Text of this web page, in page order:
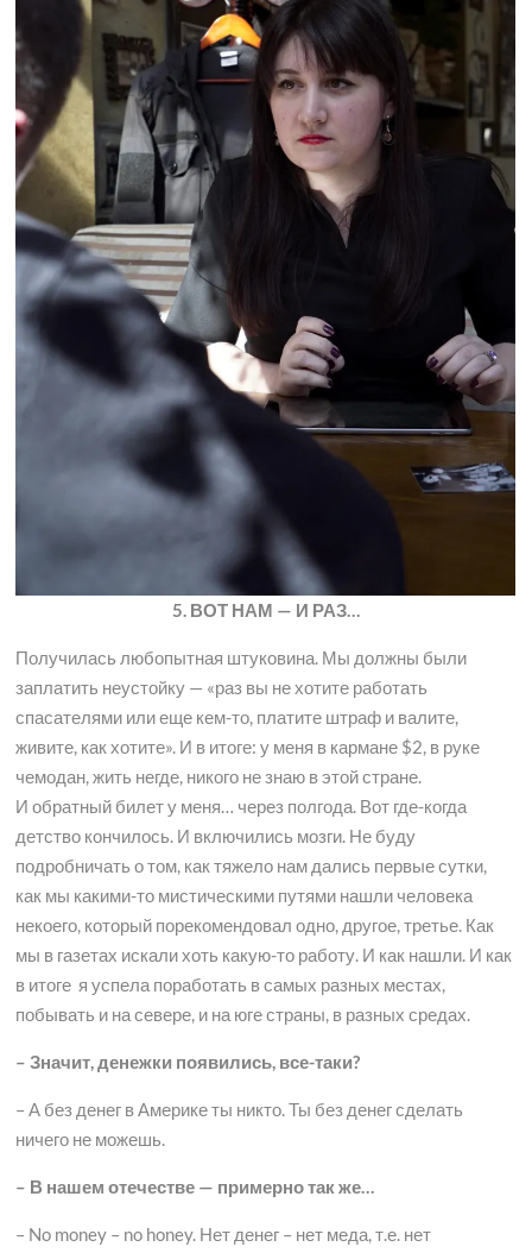
5. ВОТ НАМ — И РАЗ…
Получилась любопытная штуковина. Мы должны были
заплатить неустойку — «раз вы не хотите работать
спасателями или еще кем-то, платите штраф и валите,
живите, как хотите». И в итоге: у меня в кармане $2, в руке
чемодан, жить негде, никого не знаю в этой стране.
И обратный билет у меня… через полгода. Вот где-когда
детство кончилось. И включились мозги. Не буду
подробничать о том, как тяжело нам дались первые сутки,
как мы какими-то мистическими путями нашли человека
некоего, который порекомендовал одно, другое, третье. Как
мы в газетах искали хоть какую-то работу. И как нашли. И как
в итоге я успела поработать в самых разных местах,
побывать и на севере, и на юге страны, в разных средах.
– Значит, денежки появились, все-таки?
– А без денег в Америке ты никто. Ты без денег сделать
ничего не можешь.
– В нашем отечестве — примерно так же…
– No money – no honey. Нет денег – нет меда, т.е. нет